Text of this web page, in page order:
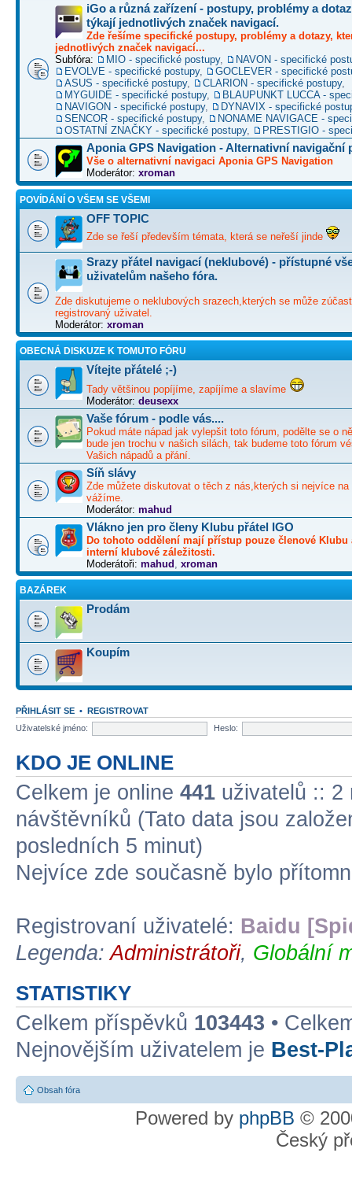
iGo a různá zařízení - postupy, problémy a
týkají jednotlivých značek navigací.
Zde řešíme specifické postupy, problémy a dotazy,
jednotlivých značek navigací...
Subfóra:
MIO - specifické postupy,
NAVON - specifické
EVOLVE - specifické postupy,
GOCLEVER - specifické
ASUS - specifické postupy, CLARION - specifické postupy,
MYGUIDE - specifické postupy,
BLAUPUNKT LUCCA -
NAVIGON - specifické postupy,
DYNAVIX - specifické
SENCOR - specifické postupy,
NONAME NAVIGACE -
OSTATNÍ ZNAČKY - specifické postupy, PRESTIGIO -
Aponia GPS Navigation - Alternativní navigační
Vše o alternativní navigaci Aponia GPS Navigation
Moderátor: xroman
POVÍDÁNÍ O VŠEM SE VŠEMI
OFF TOPIC
Zde se řeší především témata, která se neřeší jinde
Srazy přátel navigací (neklubové) - přístupné
uživatelům našeho fóra.
Zde diskutujeme o neklubových srazech,kterých se může
registrovaný uživatel.
Moderátor: xroman
OBECNÁ DISKUZE K TOMUTO FÓRU
Vítejte přátelé ;-)
Tady většinou popíjíme, zapíjíme a slavíme
Moderátor: deusexx
Vaše fórum - podle vás....
Pokud máte nápad jak vylepšit toto fórum, podělte se o
bude jen trochu v našich silách, tak budeme toto fórum
Vašich nápadů a přání.
Síň slávy
Zde můžete diskutovat o těch z nás,kterých si nejvíce na
vážíme.
Moderátor: mahud
Vlákno jen pro členy Klubu přátel IGO
Do tohoto oddělení mají přístup pouze členové Klubu
interní klubové záležitosti.
Moderátoři: mahud xroman
BAZÁREK
Prodám
Koupím
PŘIHLÁSIT SE • REGISTROVAT
Uživatelské jméno:
Heslo:
KDO JE ONLINE
Celkem je online 441 uživatelů :: 2
návštěvníků (Tato data jsou
posledních 5 minut)
Nejvíce zde současně bylo
Registrovaní uživatelé: Baidu
Legenda:Administrátoři, Globální
STATISTIKY
Celkem příspěvků 103443 •
Nejnovějším uživatelem je Best-
Obsah fóra
Powered by phpBB ©
Český